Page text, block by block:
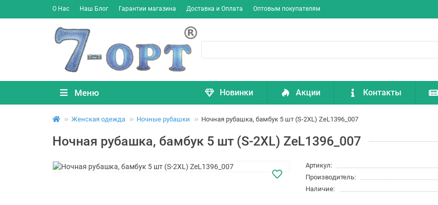
О Нас Наш Блог Гарантии магазина Доставка и Оплата Оптовым покупателям
Меню Новинки Акции Контакты
Женская одежда Ночные рубашки Ночная рубашка, бамбук 5 шт (S-2XL) ZeL1396_007
Ночная рубашка, бамбук 5 шт (S-2XL) ZeL1396_007
Артикул:
Производитель:
Наличие: